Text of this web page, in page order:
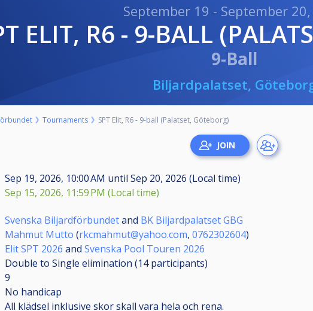
September 19 - September
ELIT, R6 - 9-BALL
9-Ball
Biljardpalatset,
Tournaments SPT Elit, R6 - 9-ball (Palatset, Göteborg)
Sep 19, 2026, 10:00 AM until Sep 20, 2026 (Local time)
Sep 15, 2026, 11:59 PM (Local time)
Svenska Biljardförbundetand BK Biljardpalatset GBG
Mahmut Mutto (rkcmahmut@yahoo.com, 0762302604)
Elit SPT 2026 and Svenska Pool Touren 2026
Double to Single elimination (14participants)
9
No handicap
All klädsel inklusive skor skall vara hela och rena.